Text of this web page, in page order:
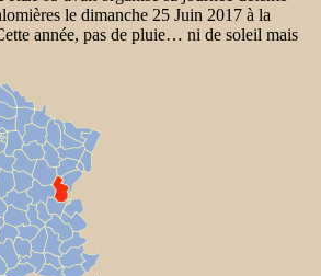
le dimanche 25 Juin 2017 à la
année, pas de pluie… ni de soleil mais